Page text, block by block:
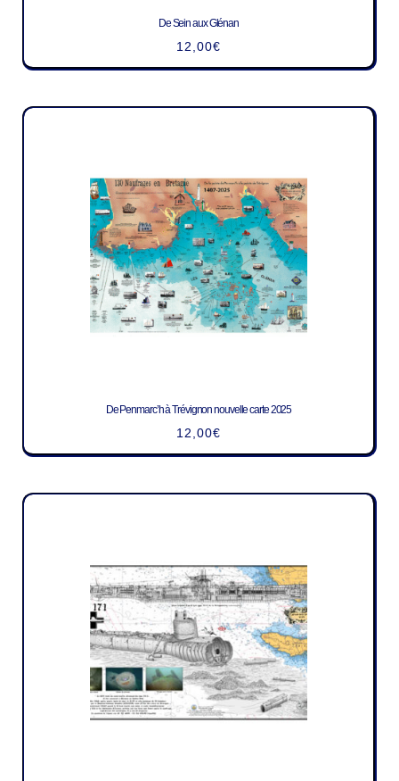
De Sein aux Glénan
12,00€
De Penmarc’h à Trévignon nouvelle carte 2025
12,00€